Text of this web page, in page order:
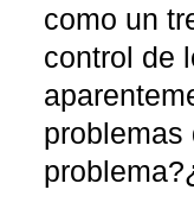
como un
control de
problemas